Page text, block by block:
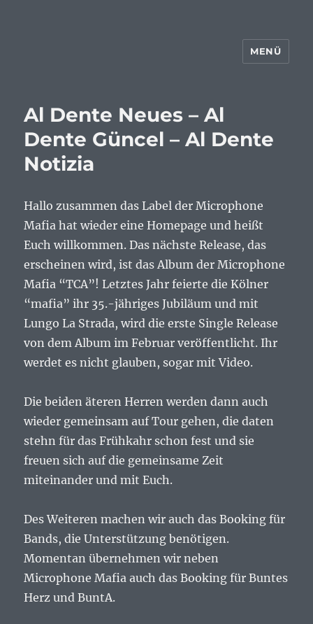
MENÜ
Al Dente Neues – Al
Dente Güncel – Al Dente
Notizia
Hallo zusammen das Label der Microphone
Mafia hat wieder eine Homepage und heißt
Euch willkommen. Das nächste Release, das
erscheinen wird, ist das Album der Microphone
Mafia “TCA”! Letztes Jahr feierte die Kölner
“mafia” ihr 35.-jähriges Jubiläum und mit
Lungo La Strada, wird die erste Single Release
von dem Album im Februar veröffentlicht. Ihr
werdet es nicht glauben, sogar mit Video.
Die beiden äteren Herren werden dann auch
wieder gemeinsam auf Tour gehen, die daten
stehn für das Frühkahr schon fest und sie
freuen sich auf die gemeinsame Zeit
miteinander und mit Euch.
Des Weiteren machen wir auch das Booking für
Bands, die Unterstützung benötigen.
Momentan übernehmen wir neben
Microphone Mafia auch das Booking für Buntes
Herz und BuntA.